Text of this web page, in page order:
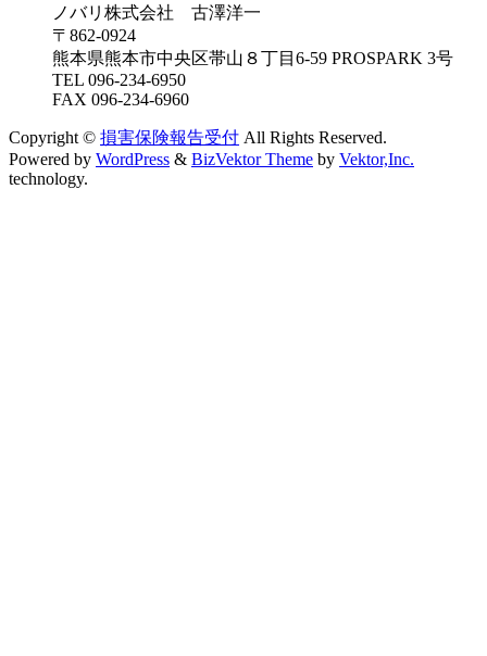
ノバリ株式会社 古澤洋一
〒862-0924
熊本県熊本市中央区帯山８丁目6-59 PROSPARK 3号
TEL 096-234-6950
FAX 096-234-6960
Copyright © 損害保険報告受付 All Rights Reserved.
Powered by WordPress & BizVektor Theme by Vektor,Inc.
technology.